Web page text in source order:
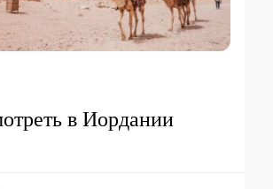
в Иордании